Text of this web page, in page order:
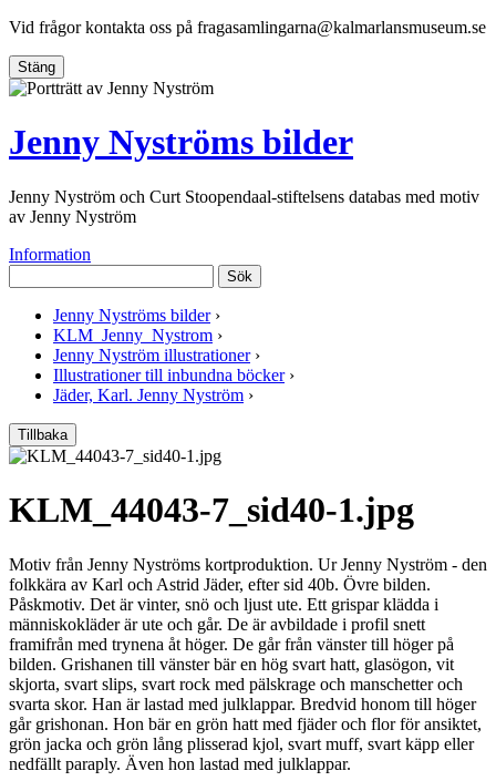
Vid frågor kontakta oss på fragasamlingarna@kalmarlansmuseum.se
Stäng
Jenny Nyströms bilder
Jenny Nyström och Curt Stoopendaal-stiftelsens databas med motiv
av Jenny Nyström
Information
Sök
Jenny Nyströms bilder ›
KLM_Jenny_Nystrom ›
Jenny Nyström illustrationer ›
Illustrationer till inbundna böcker ›
Jäder, Karl. Jenny Nyström ›
Tillbaka
KLM_44043-7_sid40-1.jpg
Motiv från Jenny Nyströms kortproduktion. Ur Jenny Nyström - den
folkkära av Karl och Astrid Jäder, efter sid 40b. Övre bilden.
Påskmotiv. Det är vinter, snö och ljust ute. Ett grispar klädda i
människokläder är ute och går. De är avbildade i profil snett
framifrån med trynena åt höger. De går från vänster till höger på
bilden. Grishanen till vänster bär en hög svart hatt, glasögon, vit
skjorta, svart slips, svart rock med pälskrage och manschetter och
svarta skor. Han är lastad med julklappar. Bredvid honom till höger
går grishonan. Hon bär en grön hatt med fjäder och flor för ansiktet,
grön jacka och grön lång plisserad kjol, svart muff, svart käpp eller
nedfällt paraply. Även hon lastad med julklappar.